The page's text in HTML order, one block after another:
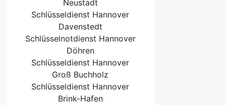
Neustadt
Schlüsseldienst Hannover
Davenstedt
Schlüsselnotdienst Hannover
Döhren
Schlüsseldienst Hannover
Groß Buchholz
Schlüsseldienst Hannover
Brink-Hafen